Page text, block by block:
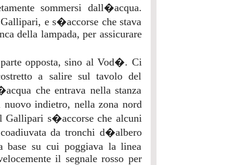
sommersi dall�acqua.
e s�accorse che stava
della lampada, per assicurare
opposta, sino al Vod�. Ci
a salire sul tavolo del
che entrava nella stanza
indietro, nella zona nord
Gallipari s�accorse che alcuni
da tronchi d�albero
base su cui poggiava la linea
il segnale rosso per